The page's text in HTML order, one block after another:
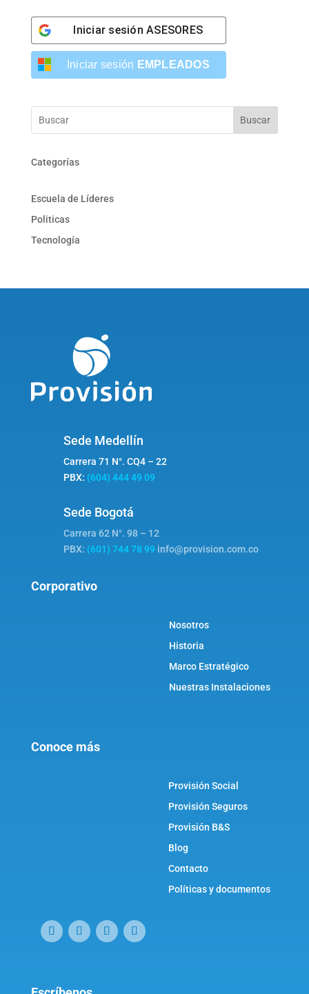
Iniciar sesiónASESORES
Iniciar sesión EMPLEADOS
Buscar
Categorías
Escuela de Líderes
Politicas
Tecnología
Sede Medellín
Carrera 71 N°. CQ4 – 22
PBX: (604) 444 49 09
Sede Bogotá
Carrera 62 N°. 98 – 12
PBX: (601) 744 78 99 info@provision.com.co
Corporativo
Nosotros
Historia
Marco Estratégico
Nuestras Instalaciones
Conoce más
Provisión Social
Provisión Seguros
Provisión B&S
Blog
Contacto
Políticas y documentos